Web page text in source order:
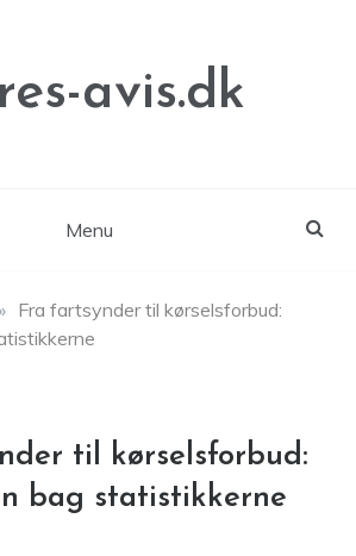
avis.dk
Menu
Fra fartsynder til kørselsforbud:
til kørselsforbud:
bag statistikkerne